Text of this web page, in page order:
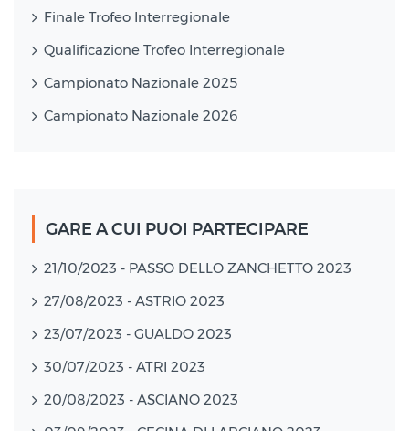
Finale Trofeo Interregionale
Qualificazione Trofeo Interregionale
Campionato Nazionale 2025
Campionato Nazionale 2026
GARE A CUI PUOI PARTECIPARE
21/10/2023 - PASSO DELLO ZANCHETTO 2023
27/08/2023 - ASTRIO 2023
23/07/2023 - GUALDO 2023
30/07/2023 - ATRI 2023
20/08/2023 - ASCIANO 2023